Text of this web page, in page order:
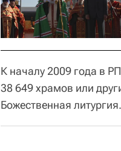
К началу 2009 года в
38 649 храмов или
Божественная литургия.